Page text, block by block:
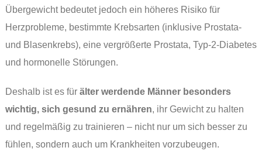
Übergewicht bedeutet jedoch ein höheres Risiko für
Herzprobleme, bestimmte Krebsarten (inklusive Prostata-
und Blasenkrebs), eine vergrößerte Prostata, Typ-2-Diabetes
und hormonelle Störungen.
Deshalb ist es für älter werdende Männer besonders
wichtig, sich gesund zu ernähren, ihr Gewicht zu halten
und regelmäßig zu trainieren – nicht nur um sich besser zu
fühlen, sondern auch um Krankheiten vorzubeugen.